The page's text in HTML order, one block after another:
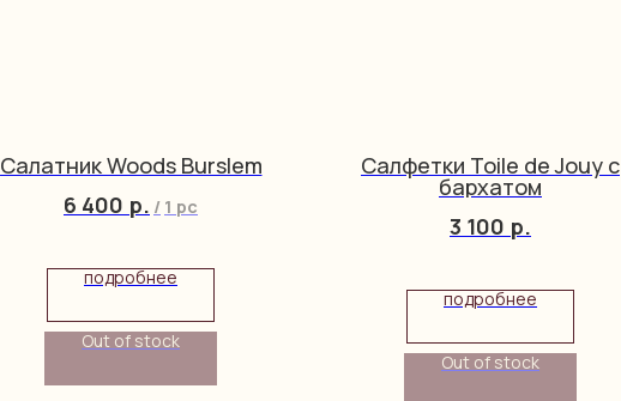
Салатник Woods Burslem
6 400 р. / 1 pc
подробнее
Out of stock
Салфетки Toile de Jouy с
бархатом
3 100 р.
подробнее
Out of stock